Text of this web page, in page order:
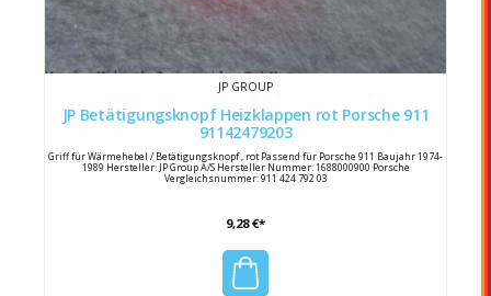
JP GROUP
JP Betätigungsknopf Heizklappen rot Porsche 911
91142479203
Griff für Wärmehebel / Betätigungsknopf , rot Passend für Porsche 911 Baujahr 1974-
1989 Hersteller: JP Group A/S Hersteller Nummer: 1688000900 Porsche
Vergleichsnummer: 911 424 792 03
9,28 €*